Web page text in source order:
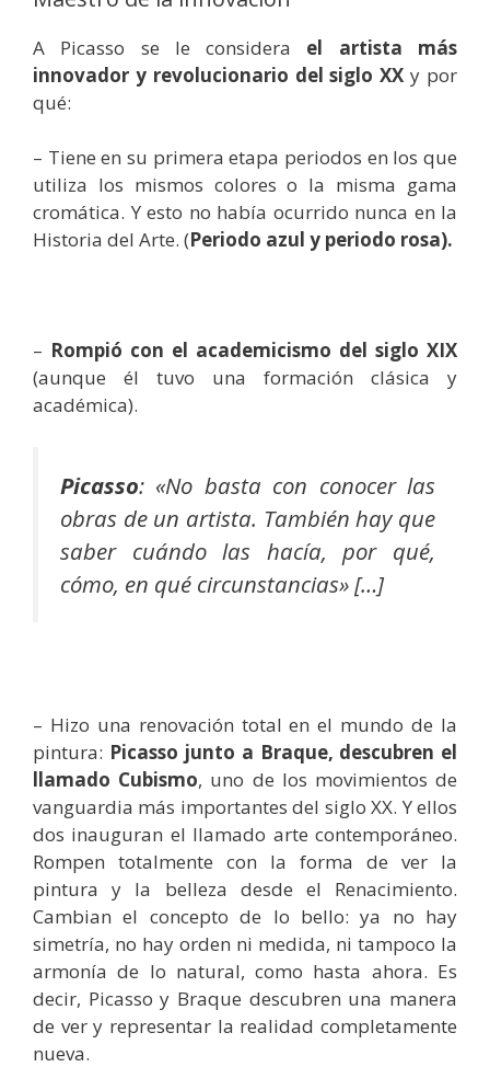
A Picasso se le considera el artista más
innovador y revolucionario del siglo XX y por
qué:
– Tiene en su primera etapa periodos en los que
utiliza los mismos colores o la misma gama
cromática. Y esto no había ocurrido nunca en la
Historia del Arte. (Periodo azul y periodo rosa).
– Rompió con el academicismo del siglo XIX
(aunque él tuvo una formación clásica y
académica).
Picasso: «No basta con conocer las
obras de un artista. También hay que
saber cuándo las hacía, por qué,
cómo, en qué circunstancias» […]
– Hizo una renovación total en el mundo de la
pintura: Picasso junto a Braque, descubren el
llamado Cubismo, uno de los movimientos de
vanguardia más importantes del siglo XX. Y ellos
dos inauguran el llamado arte contemporáneo.
Rompen totalmente con la forma de ver la
pintura y la belleza desde el Renacimiento.
Cambian el concepto de lo bello: ya no hay
simetría, no hay orden ni medida, ni tampoco la
armonía de lo natural, como hasta ahora. Es
decir, Picasso y Braque descubren una manera
de ver y representar la realidad completamente
nueva.